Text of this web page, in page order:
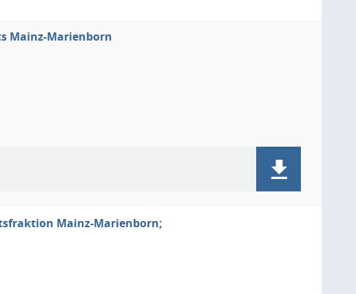
Mainz-Marienborn
Mainz-Marienborn;